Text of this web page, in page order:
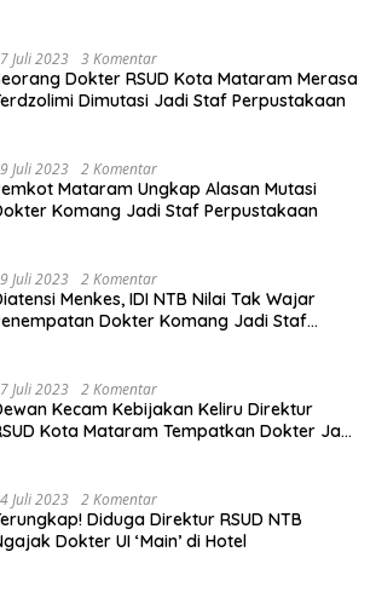
Juli 2023 3 Komentar
Dokter RSUD Kota Mataram Merasa
Dimutasi Jadi Staf Perpustakaan
Juli 2023 2 Komentar
Mataram Ungkap Alasan Mutasi
Komang Jadi Staf Perpustakaan
Juli 2023 2 Komentar
Menkes, IDI NTB Nilai Tak Wajar
Dokter Komang Jadi Staf
Juli 2023 2 Komentar
Kecam Kebijakan Keliru Direktur
Kota Mataram Tempatkan Dokter Jadi
Juli 2023 2 Komentar
Diduga Direktur RSUD NTB
Dokter UI ‘Main’ di Hotel